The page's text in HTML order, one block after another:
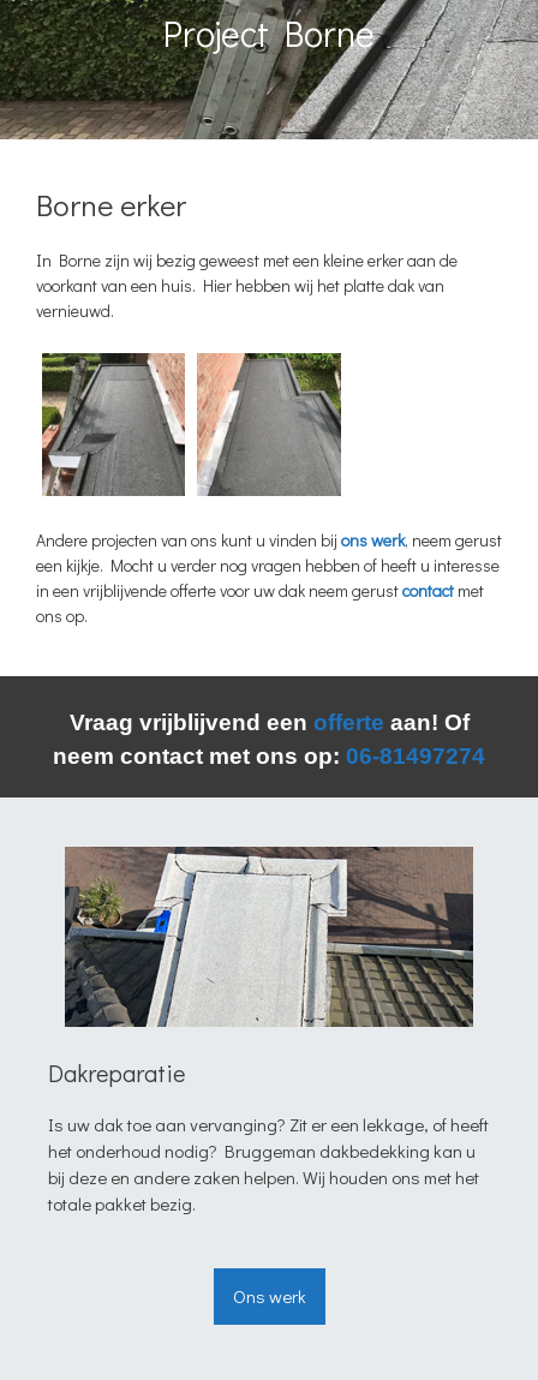
Project Borne
Borne erker
In Borne zijn wij bezig geweest met een kleine erker aan de
voorkant van een huis. Hier hebben wij het platte dak van
vernieuwd.
Andere projecten van ons kunt u vinden bij ons werk, neem gerust
een kijkje. Mocht u verder nog vragen hebben of heeft u interesse
in een vrijblijvende offerte voor uw dak neem gerustcontact met
ons op.
Vraag vrijblijvend een offerte aan! Of
neem contact met ons op: 06-81497274
Dakreparatie
Is uw dak toe aan vervanging? Zit er een lekkage, of heeft
het onderhoud nodig? Bruggeman dakbedekking kan u
bij deze en andere zaken helpen. Wij houden ons met het
totale pakket bezig.
Ons werk